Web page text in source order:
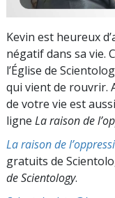
Kevin est heureux
négatif dans sa vie.
l’Église de
qui vient de rouvrir.
de votre vie est
ligne La raison de
La raison de
gratuits de
de Scientology.